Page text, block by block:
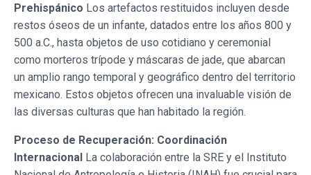
Prehispánico Los artefactos restituidos incluyen desde
restos óseos de un infante, datados entre los años 800 y
500 a.C., hasta objetos de uso cotidiano y ceremonial
como morteros trípode y máscaras de jade, que abarcan
un amplio rango temporal y geográfico dentro del territorio
mexicano. Estos objetos ofrecen una invaluable visión de
las diversas culturas que han habitado la región.
Proceso de Recuperación: Coordinación
Internacional La colaboración entre la SRE y el Instituto